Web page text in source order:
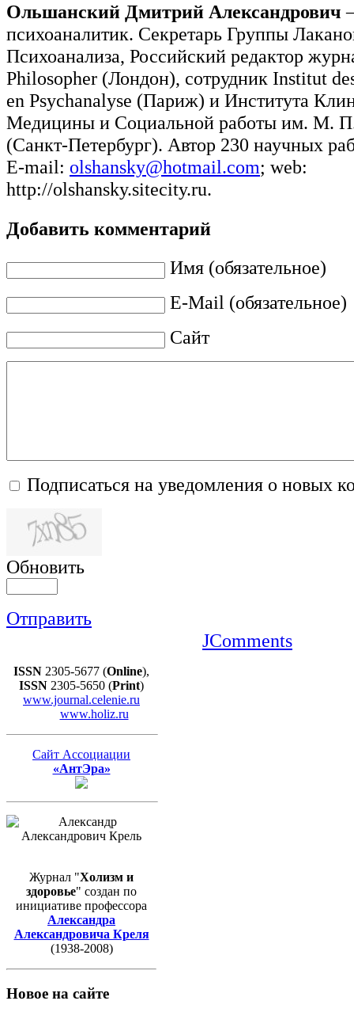
Ольшанский Дмитрий Александрович
психоаналитик. Секретарь Группы
Психоанализа, Российский редактор
Philosopher (Лондон), сотрудник Institut
en Psychanalyse (Париж) и Института
Медицины и Социальной работы им. М. П.
(Санкт-Петербург). Автор 230 научных
E-mail: olshansky@hotmail.com; web:
http://olshansky.sitecity.ru.
Добавить комментарий
Имя (обязательное)
E-Mail (обязательное)
Сайт
Подписаться на уведомления о новых
Обновить
Отправить
JComments
ISSN 2305-5677 (Online),
ISSN 2305-5650 (Print)
www.journal.celenie.ru
www.holiz.ru
Сайт Ассоциации
«АнтЭра»
Журнал "Холизм и
здоровье" создан по
инициативе профессора
Александра
Александровича Креля
(1938-2008)
Новое на сайте